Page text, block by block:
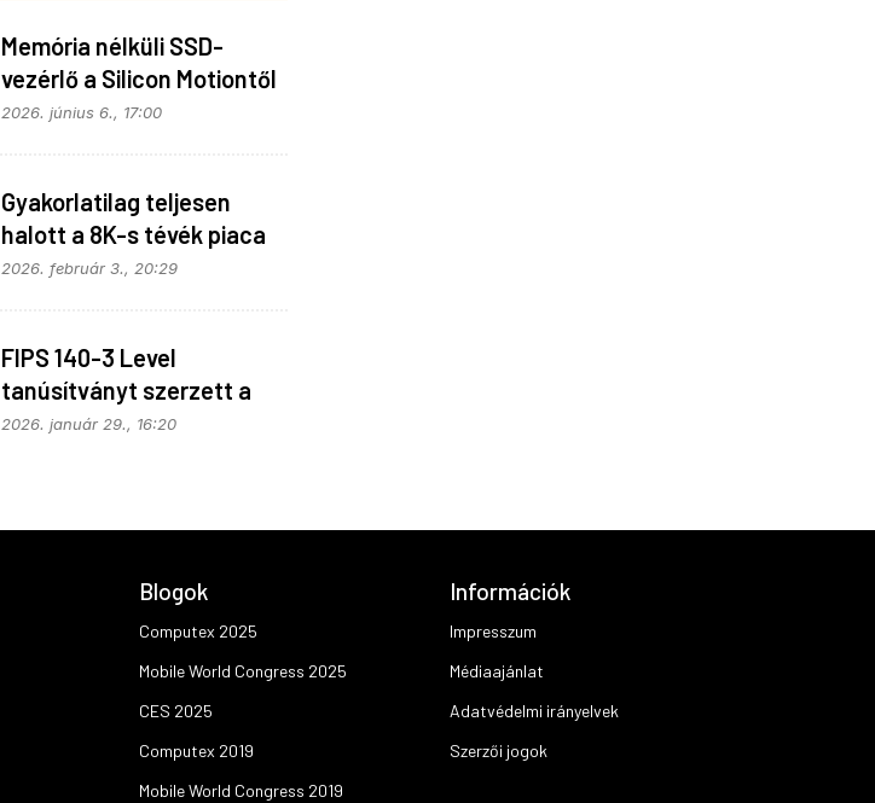
Memória nélküli SSD-
vezérlő a Silicon Motiontől
is
2026. június 6., 17:00
Gyakorlatilag teljesen
halott a 8K-s tévék piaca
2026. február 3., 20:29
FIPS 140-3 Level
tanúsítványt szerzett a
Kingston IronKey Keypad
2026. január 29., 16:20
Blogok
Computex 2025
Mobile World Congress 2025
CES 2025
Computex 2019
Mobile World Congress 2019
Információk
Impresszum
Médiaajánlat
Adatvédelmi irányelvek
Szerzői jogok